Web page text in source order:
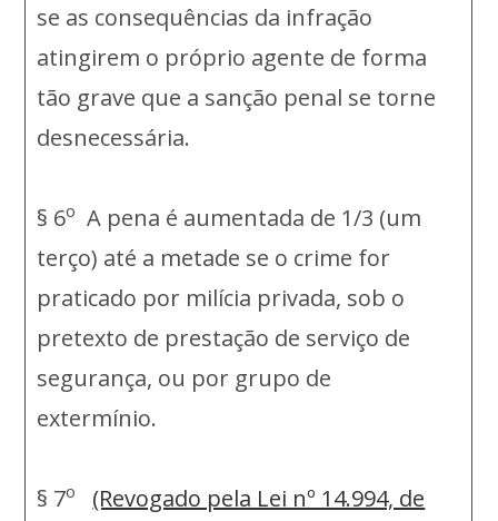
se as consequências da infração
atingirem o próprio agente de forma
tão grave que a sanção penal se torne
desnecessária.
§ 6o A pena é aumentada de 1/3 (um
terço) até a metade se o crime for
praticado por milícia privada, sob o
pretexto de prestação de serviço de
segurança, ou por grupo de
extermínio.
§ 7o
(Revogado pela Lei nº 14.994, de